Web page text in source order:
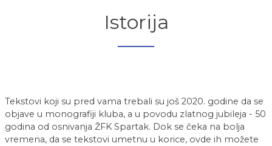
Istorija
Tekstovi koji su pred vama trebali su još 2020. godine da se
objave u monografiji kluba, a u povodu zlatnog jubileja - 50
godina od osnivanja ŽFK Spartak. Dok se čeka na bolja
vremena, da se tekstovi umetnu u korice, ovde ih možete